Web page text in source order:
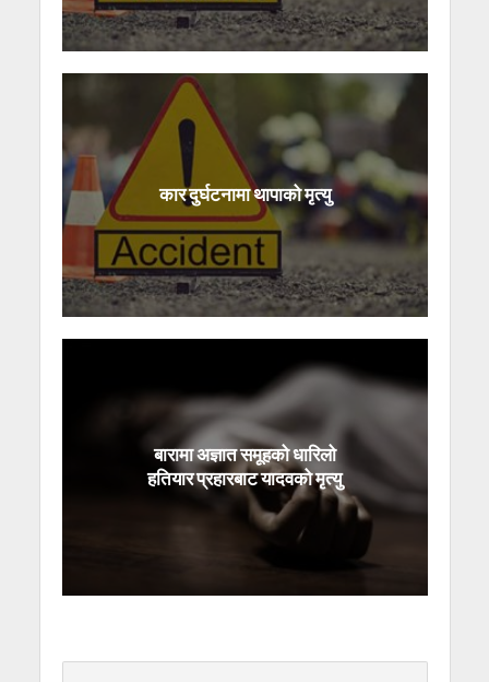
कार दुर्घटनामा थापाको मृत्यु
बारामा अज्ञात समूहको धारिलो
हतियार प्रहारबाट यादवको मृत्यु